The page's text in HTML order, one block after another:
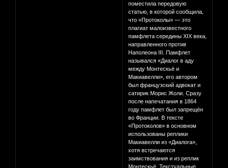
поместила передовую
статью, в которой сообщила,
что «Протоколы» — это
плагиат малоизвестного
памфлета середины XIX века,
направленного против
Наполеона III. Памфлет
назывался «Диалог в аду
между Монтескьё и
Макиавелли», его автором
был французский адвокат и
сатирик Морис Жоли. Сразу
после напечатания в 1864
году памфлет был запрещён
во Франции. В тексте
«Протоколов» в основном
использованы реплики
Макиавелли из «Диалога»,
хотя встречаются
заимствования и из реплик
Монтескьё. Текстуальные